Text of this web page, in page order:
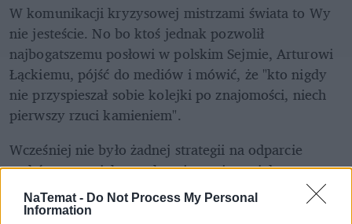
NaTemat - Do Not Process My Personal
Information
W komunikacji kryzysowej mistrzami świata to Wy
nie jesteście. No bo ktoś jednak pozwolił
najbogatszemu posłowi w polskim Sejmie, Arturowi
Łąckiemu, pójść do mediów i mówić, że "kto nigdy
nie przyspieszał sobie kolejki po znajomości, niech
pierwszy rzuci kamieniem".
Wcześniej nie było żadnej strategii na odparcie
ataków na projekt o zabezpieczeniu socjalnym
ubogich artystów. Choć był to pomysł Waszego
rządu, to sami artyści musieli bronić się przed